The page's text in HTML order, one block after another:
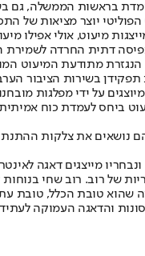
בראשות הממשלה, גם
יוצר מציאות
מיעוט, אולי אפילו
דתית החרדה
מתודעת המיעוט
בשירות הציבור
על ידי מפלגות
ביחס לעמדת כוח
נושאים את צלקות
מייצגים דאגה
של רוב. רוב שחי
שהוא טובת הכלל, טובת
והדאגה העמוקה